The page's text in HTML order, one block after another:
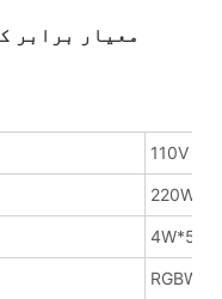
110V ~
220W
RGBW